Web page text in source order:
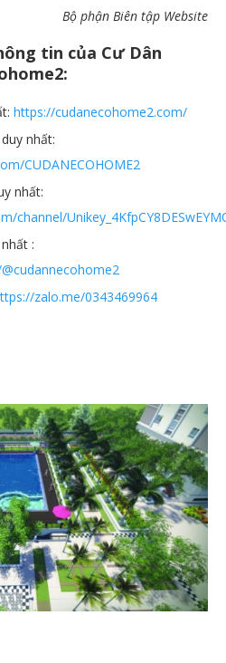
Bộ phận Biên tập Website
tin của Cư Dân
https://cudanecohome2.com/
nhất:
CUDANECOHOME2
nhất:
channel/
:
zalo.me/0343469964